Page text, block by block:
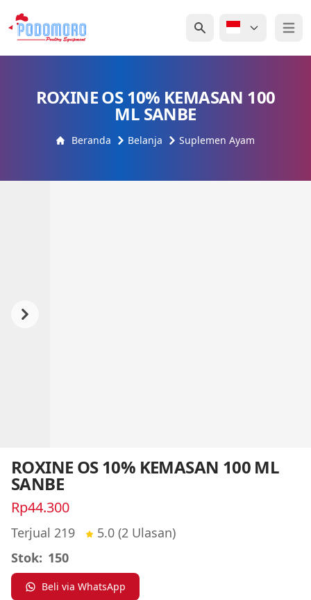
Open
ROXINE OS 10% KEMASAN 100
ML SANBE
Beranda Belanja Suplemen Ayam
Previous
Next
ROXINE OS 10% KEMASAN 100 ML
SANBE
Rp44.300
Terjual 219 5.0 (2 Ulasan)
Stok: 150
Beli via WhatsApp